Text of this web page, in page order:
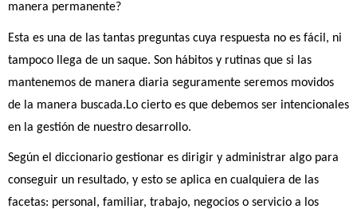
manera permanente?
Esta es una de las tantas preguntas cuya respuesta no es fácil, ni
tampoco llega de un saque. Son hábitos y rutinas que si las
mantenemos de manera diaria seguramente seremos movidos
de la manera buscada.Lo cierto es que debemos ser intencionales
en la gestión de nuestro desarrollo.
Según el diccionario gestionar es dirigir y administrar algo para
conseguir un resultado, y esto se aplica en cualquiera de las
facetas: personal, familiar, trabajo, negocios o servicio a los